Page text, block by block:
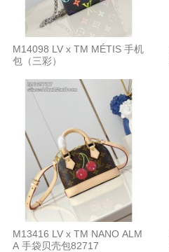
M14098 LV x TM MÉTIS 手机
包（三彩）
M13416 LV x TM NANO ALM
A 手袋贝壳包82717